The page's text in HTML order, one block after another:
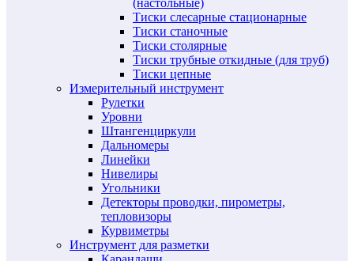
(настольные)
Тиски слесарные стационарные
Тиски станочные
Тиски столярные
Тиски трубные откидные (для труб)
Тиски цепные
Измерительный инструмент
Рулетки
Уровни
Штангенциркули
Дальномеры
Линейки
Нивелиры
Угольники
Детекторы проводки, пирометры,
тепловизоры
Курвиметры
Инструмент для разметки